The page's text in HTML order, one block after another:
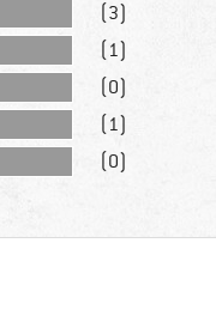
(3)
(1)
(0)
(1)
(0)